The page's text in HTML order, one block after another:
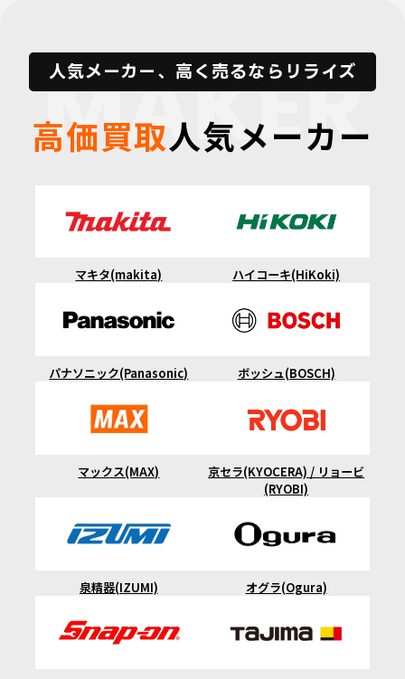
人気メーカー、高く売るならリライズ
高価買取人気メーカー
MAKER
マキタ(makita) ハイコーキ(HiKoki)
パナソニック(Panasonic) ボッシュ(BOSCH)
マックス(MAX)
京セラ(KYOCERA) / リョービ
(RYOBI)
泉精器(IZUMI) オグラ(Ogura)